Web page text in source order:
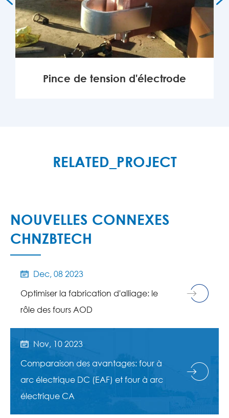
Pince de tension d'électrode
RELATED_PROJECT
NOUVELLES CONNEXES
CHNZBTECH

Dec, 08 2023
Optimiser la fabrication d'alliage: le
rôle des fours AOD

Nov, 10 2023
Comparaison des avantages: four à
arc électrique DC (EAF) et four à arc
électrique CA